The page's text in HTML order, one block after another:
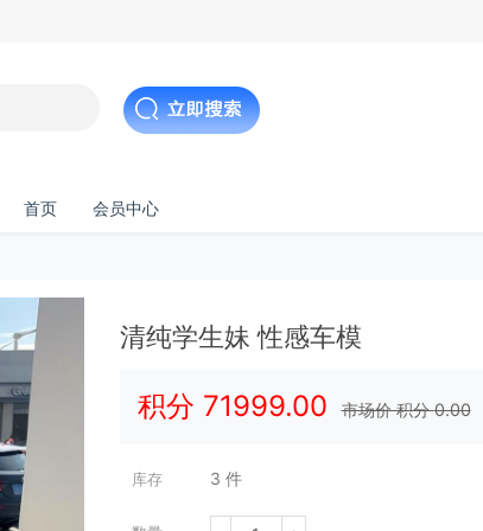
首页 会员中心
清纯学生妹 性感车模
积分 71999.00 市场价 积分0.00
库存 3 件